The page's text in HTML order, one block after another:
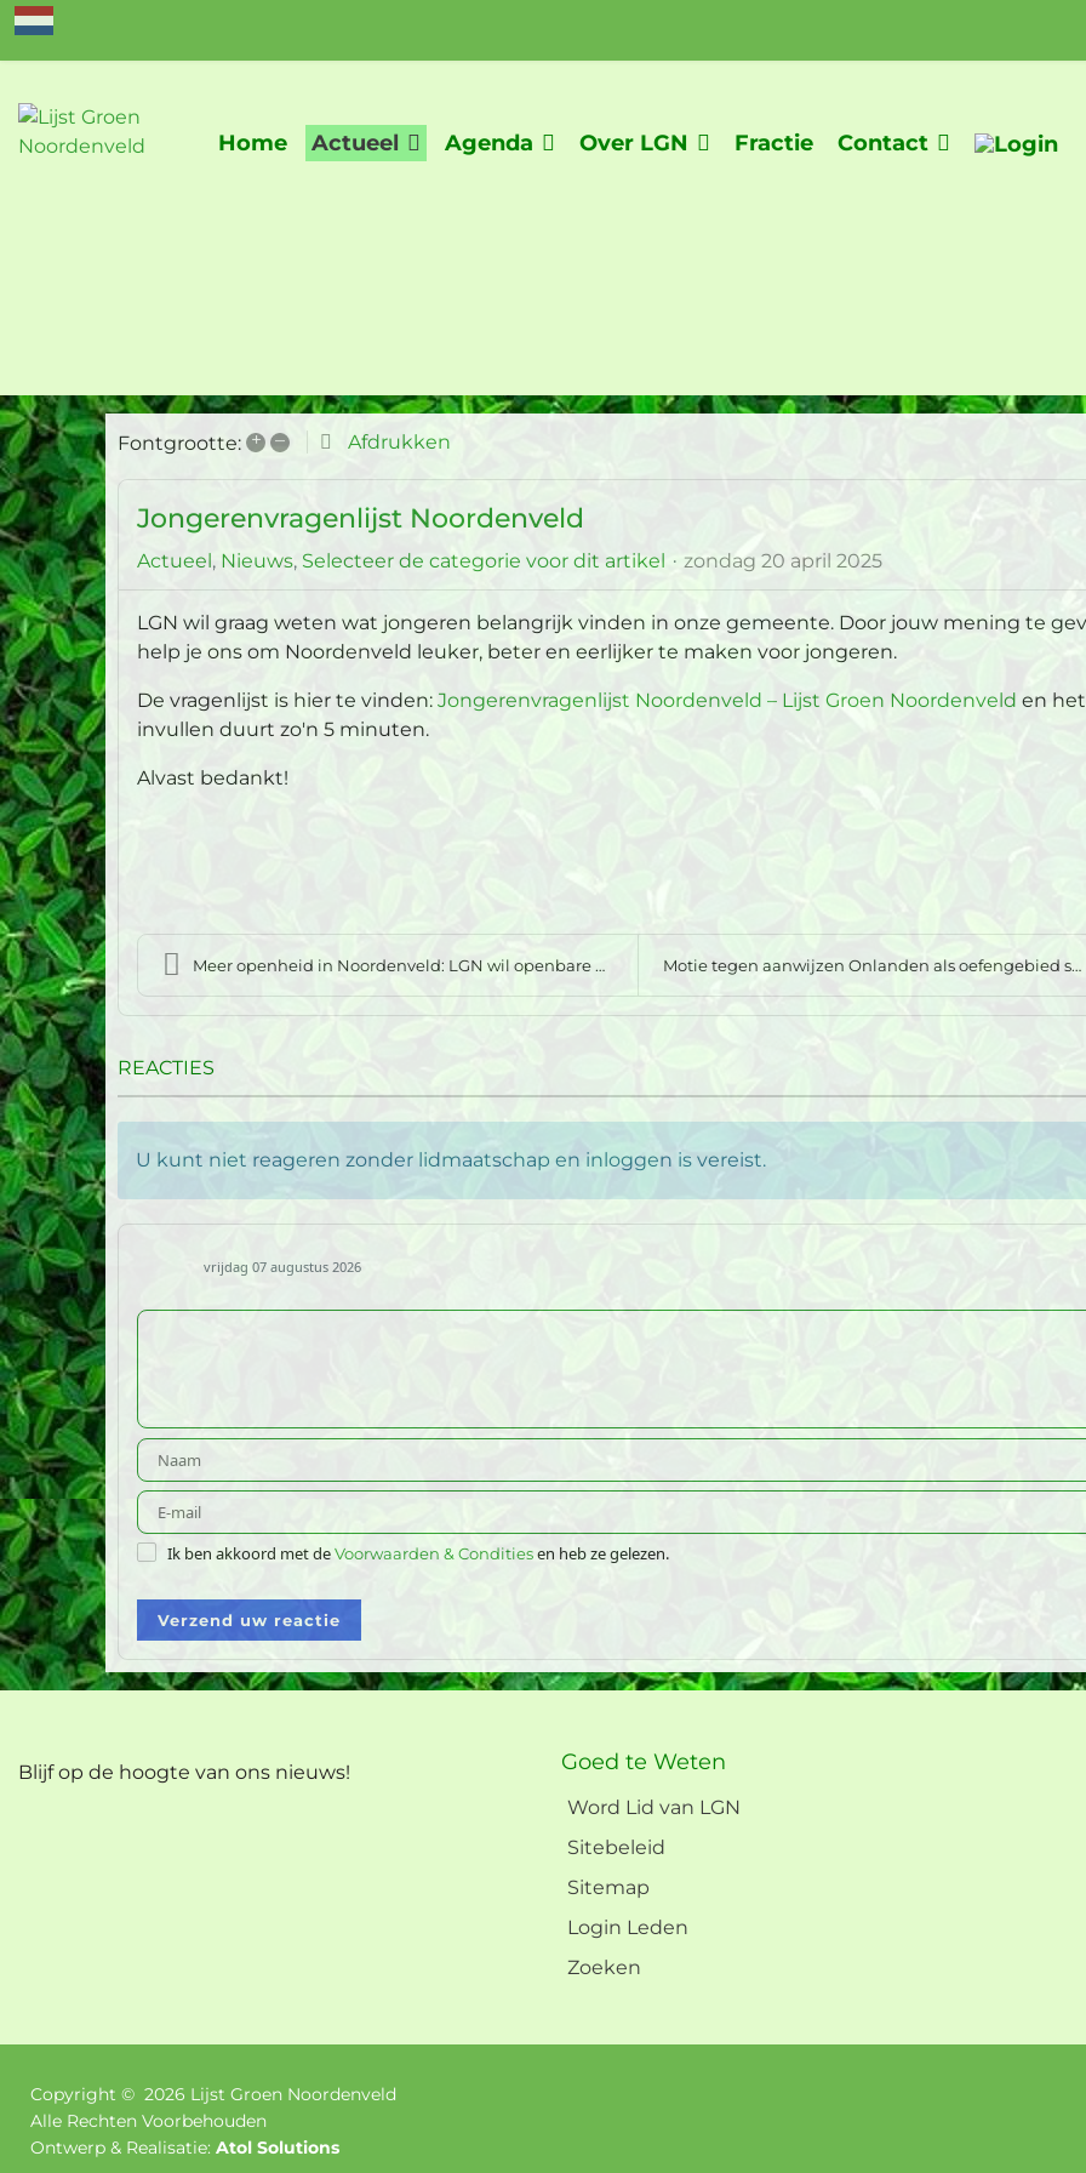
Home Actueel Agenda Over LGN Fractie Contact
Fontgrootte: + – Afdrukken
Jongerenvragenlijst Noordenveld
Actueel Nieuws Selecteer de categorie voor dit artikel zondag 20 april 2025
LGN wil graag weten wat jongeren belangrijk vinden in onze gemeente. Door jouw mening te
help je ons om Noordenveld leuker, beter en eerlijker te maken voor jongeren.
De vragenlijst is hier te vinden: Jongerenvragenlijst Noordenveld – Lijst Groen Noordenveld en het
invullen duurt zo'n 5 minuten.
Alvast bedankt!
Meer openheid in Noordenveld: LGN wil openbare ver... Motie tegen aanwijzen Onlanden als oefengebied str...
REACTIES
U kunt niet reageren zonder lidmaatschap en inloggen is vereist.
vrijdag 07 augustus 2026
Ik ben akkoord met deVoorwaarden & Conditiesen heb ze gelezen.
Verzend uw reactie
Blijf op de hoogte van ons nieuws! Goed te Weten
Word Lid van LGN
Sitebeleid
Sitemap
Login Leden
Zoeken
Copyright © 2026 Lijst Groen Noordenveld
Alle Rechten Voorbehouden
Ontwerp & Realisatie: Atol Solutions